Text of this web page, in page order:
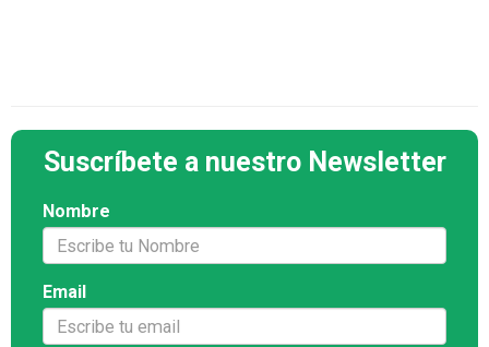
Suscríbete a nuestro Newsletter
Nombre
Email